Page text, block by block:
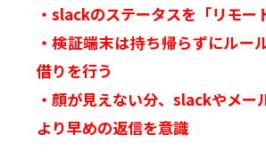
・slackのステータスを「リモー
・検証端末は持ち帰らずにルー
借りを行う
・顔が見えない分、slackやメー
より早めの返信を意識